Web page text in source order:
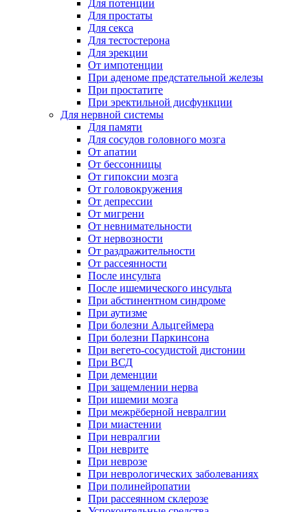
Для потенции
Для простаты
Для секса
Для тестостерона
Для эрекции
От импотенции
При аденоме предстательной железы
При простатите
При эректильной дисфункции
Для нервной системы
Для памяти
Для сосудов головного мозга
От апатии
От бессонницы
От гипоксии мозга
От головокружения
От депрессии
От мигрени
От невнимательности
От нервозности
От раздражительности
От рассеянности
После инсульта
После ишемического инсульта
При абстинентном синдроме
При аутизме
При болезни Альцгеймера
При болезни Паркинсона
При вегето-сосудистой дистонии
При ВСД
При деменции
При защемлении нерва
При ишемии мозга
При межрёберной невралгии
При миастении
При невралгии
При неврите
При неврозе
При неврологических заболеваниях
При полинейропатии
При рассеянном склерозе